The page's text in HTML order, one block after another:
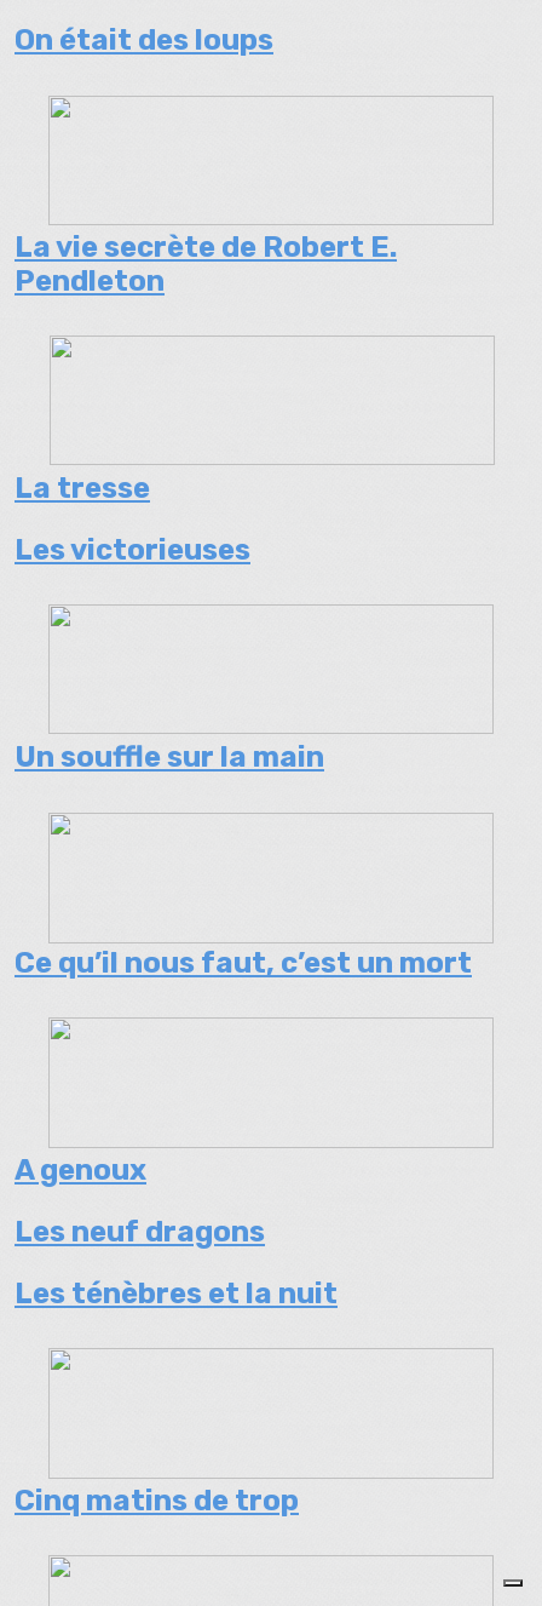
On était des loups
La vie secrète de Robert E.
Pendleton
La tresse
Les victorieuses
Un souffle sur la main
Ce qu’il nous faut, c’est un mort
A genoux
Les neuf dragons
Les ténèbres et la nuit
Cinq matins de trop